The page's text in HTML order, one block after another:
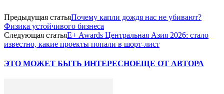
Предыдущая статьяПочему капли дождя нас не убивают?
Физика устойчивого бизнеса
Следующая статьяЕ+ Awards Центральная Азия 2026: стало
известно, какие проекты попали в шорт-лист
ЭТО МОЖЕТ БЫТЬ ИНТЕРЕСНОЕЩЕ ОТ АВТОРА